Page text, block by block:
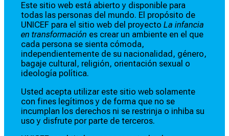
Este sitio web está abierto y disponible para
todas las personas del mundo. El propósito de
UNICEF para el sitio web del proyectoLa infancia
en transformación es crear un ambiente en el que
cada persona se sienta cómoda,
independientemente de su nacionalidad, género,
bagaje cultural, religión, orientación sexual o
ideología política.
Usted acepta utilizar este sitio web solamente
con fines legítimos y de forma que no se
incumplan los derechos ni se restrinja o inhiba su
uso y disfrute por parte de terceros.